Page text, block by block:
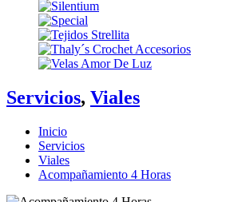
Servicios, Viales
Inicio
Servicios
Viales
Acompañamiento 4 Horas